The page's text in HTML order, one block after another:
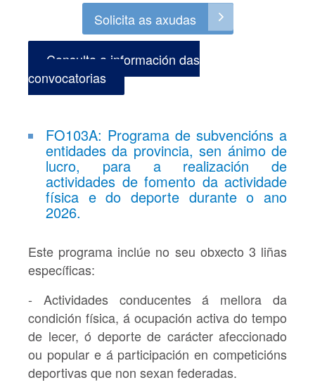
Solicita as axudas
Consulta a información das
convocatorias
FO103A: Programa de subvencións a
entidades da provincia, sen ánimo de
lucro, para a realización de
actividades de fomento da actividade
física e do deporte durante o ano
2026.
Este programa inclúe no seu obxecto 3 liñas
específicas:
- Actividades conducentes á mellora da
condición física, á ocupación activa do tempo
de lecer, ó deporte de carácter afeccionado
ou popular e á participación en competicións
deportivas que non sexan federadas.